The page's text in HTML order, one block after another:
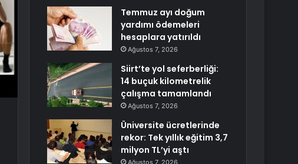
Temmuz ayı doğum
yardımı ödemeleri
hesaplara yatırıldı
Ağustos 7, 2026
Siirt’te yol seferberliği:
14 buçuk kilometrelik
çalışma tamamlandı
Ağustos 7, 2026
Üniversite ücretlerinde
rekor: Tek yıllık eğitim 3,7
milyon TL’yi aştı
Ağustos 7, 2026